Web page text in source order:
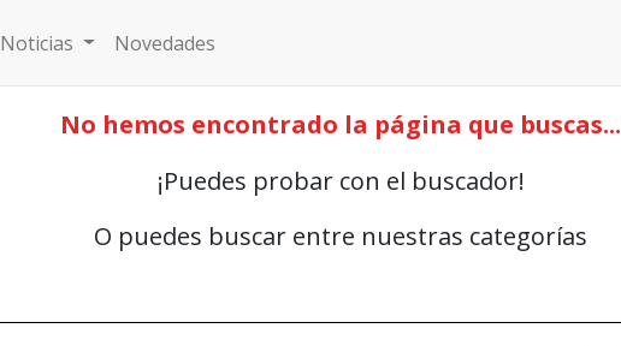
Noticias Novedades
No hemos encontrado la página que buscas...
¡Puedes probar con el buscador!
O puedes buscar entre nuestras categorías